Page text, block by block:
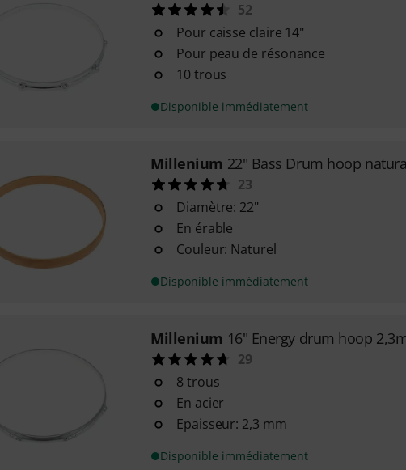
52
Pour caisse claire 14"
Pour peau de résonance
10 trous
Disponible immédiatement
Millenium 22" Bass Drum hoop
23
Diamètre: 22"
En érable
Couleur: Naturel
Disponible immédiatement
Millenium 16" Energy drum hoop
29
8 trous
En acier
Epaisseur: 2,3 mm
Disponible immédiatement